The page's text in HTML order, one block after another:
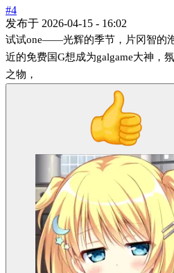
#4
发布于 2026-04-15 - 16:02
试试one——光辉的季节，片冈智的
近的免费国G想成为galgame大神，
之物，